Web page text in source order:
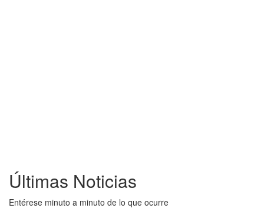
Últimas Noticias
Entérese minuto a minuto de lo que ocurre